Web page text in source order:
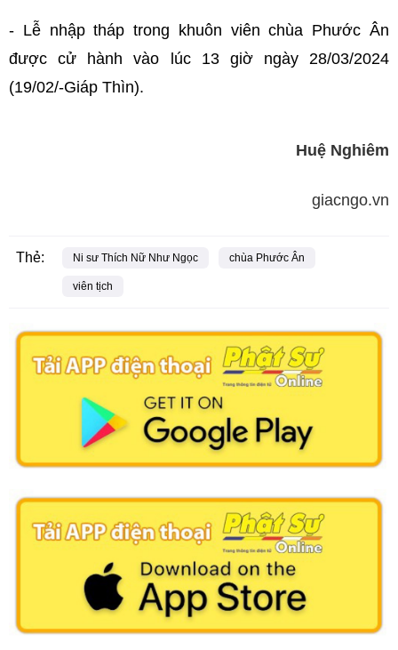
- Lễ nhập tháp trong khuôn viên chùa Phước Ân
được cử hành vào lúc 13 giờ ngày 28/03/2024
(19/02/-Giáp Thìn).
Huệ Nghiêm
giacngo.vn
Thẻ: Ni sư Thích Nữ Như Ngọc chùa Phước Ân
viên tịch